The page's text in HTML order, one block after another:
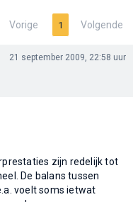
Vorige 1 Volgende
21 september 2009, 22:58 uur
zijn redelijk tot
De balans tussen
voelt soms ietwat